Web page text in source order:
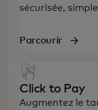
sécurisée,
Parcourir
Click to Pay
Augmentez le